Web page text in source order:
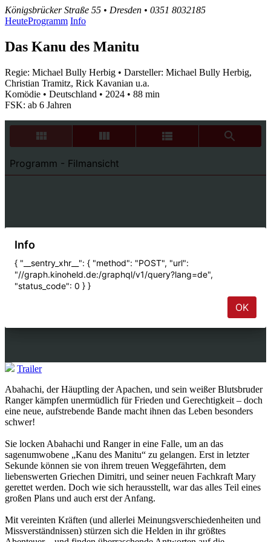
Königsbrücker Straße 55 • Dresden • 0351 8032185
HeuteProgramm Info
Das Kanu des Manitu
Regie: Michael Bully Herbig • Darsteller: Michael Bully Herbig,
Christian Tramitz, Rick Kavanian u.a.
Komödie • Deutschland • 2024 • 88 min
FSK: ab 6 Jahren
Trailer
Abahachi, der Häuptling der Apachen, und sein weißer Blutsbruder
Ranger kämpfen unermüdlich für Frieden und Gerechtigkeit – doch
eine neue, aufstrebende Bande macht ihnen das Leben besonders
schwer!
Sie locken Abahachi und Ranger in eine Falle, um an das
sagenumwobene „Kanu des Manitu“ zu gelangen. Erst in letzter
Sekunde können sie von ihrem treuen Weggefährten, dem
liebenswerten Griechen Dimitri, und seiner neuen Fachkraft Mary
gerettet werden. Doch wie sich herausstellt, war das alles Teil eines
großen Plans und auch erst der Anfang.
Mit vereinten Kräften (und allerlei Meinungsverschiedenheiten und
Missverständnissen) stürzen sich die Helden in ihr größtes